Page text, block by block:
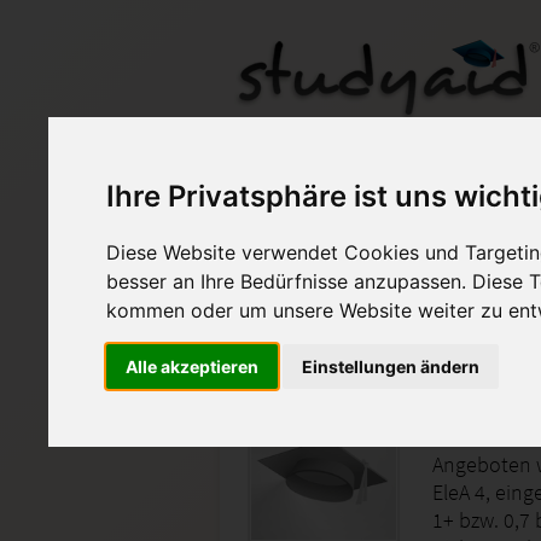
Ihre Privatsphäre ist uns
Diese Website verwendet Cookies und
besser an Ihre Bedürfnisse anzupassen. Diese
kommen oder um unsere Website weiter zu
Alle akzeptieren Einstellungen ändern
ILS EleA 4 ESA - Note
Auf StudyAid.de
Angeboten
EleA 4,
1+ bzw.